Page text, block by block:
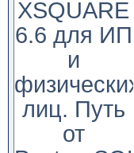
XSQUARE
6.6 для ИП
и
физических
лиц. Путь
от